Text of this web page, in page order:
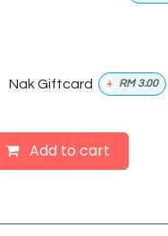
Nak Giftcard + RM 3.00
Add to cart